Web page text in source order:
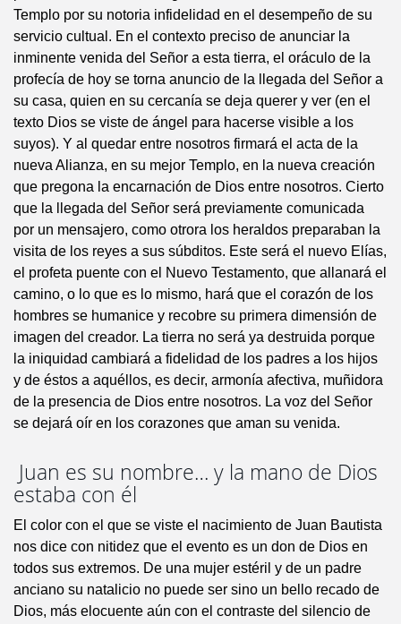
Templo por su notoria infidelidad en el desempeño de su
servicio cultual. En el contexto preciso de anunciar la
inminente venida del Señor a esta tierra, el oráculo de la
profecía de hoy se torna anuncio de la llegada del Señor a
su casa, quien en su cercanía se deja querer y ver (en el
texto Dios se viste de ángel para hacerse visible a los
suyos). Y al quedar entre nosotros firmará el acta de la
nueva Alianza, en su mejor Templo, en la nueva creación
que pregona la encarnación de Dios entre nosotros. Cierto
que la llegada del Señor será previamente comunicada
por un mensajero, como otrora los heraldos preparaban la
visita de los reyes a sus súbditos. Este será el nuevo Elías,
el profeta puente con el Nuevo Testamento, que allanará el
camino, o lo que es lo mismo, hará que el corazón de los
hombres se humanice y recobre su primera dimensión de
imagen del creador. La tierra no será ya destruida porque
la iniquidad cambiará a fidelidad de los padres a los hijos
y de éstos a aquéllos, es decir, armonía afectiva, muñidora
de la presencia de Dios entre nosotros. La voz del Señor
se dejará oír en los corazones que aman su venida.
Juan es su nombre… y la mano de Dios
estaba con él
El color con el que se viste el nacimiento de Juan Bautista
nos dice con nitidez que el evento es un don de Dios en
todos sus extremos. De una mujer estéril y de un padre
anciano su natalicio no puede ser sino un bello recado de
Dios, más elocuente aún con el contraste del silencio de